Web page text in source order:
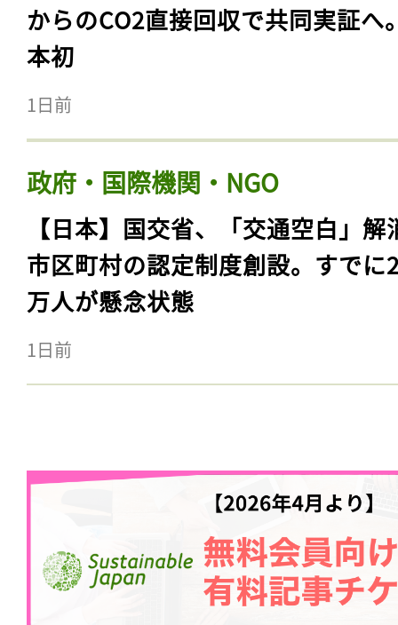
からのCO2直接回収で共同実証へ
本初
1日前
政府・国際機関・NGO
【日本】国交省、「交通空白」解
市区町村の認定制度創設。すでに
万人が懸念状態
1日前